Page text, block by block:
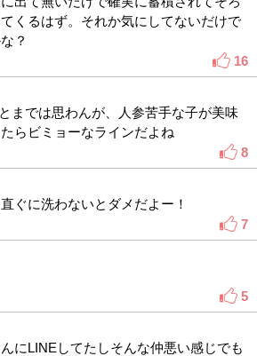
くるはず。それか気にしてないだけで
？
16
までは思わんが、人参苦手な子が美味
らビミョーなラインだよね
8
ぐに洗わないとダメだよー！
7
5
にLINEしてたしそんな仲悪い感じでも